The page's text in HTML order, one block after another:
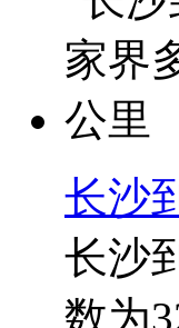
长沙
长沙
数为